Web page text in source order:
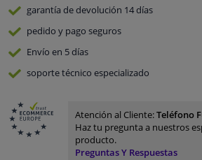
garantía de devolución 14 días
pedido y pago seguros
Envío en 5 días
soporte técnico especializado
Atención al Cliente:Teléfono
Haz tu pregunta a nuestros
producto.
Preguntas Y Respuestas